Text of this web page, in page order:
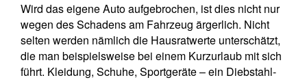
Wird das eigene Auto aufgebrochen, ist dies nicht nur
wegen des Schadens am Fahrzeug ärgerlich. Nicht
selten werden nämlich die Hausratwerte unterschätzt,
die man beispielsweise bei einem Kurzurlaub mit sich
führt. Kleidung, Schuhe, Sportgeräte – ein Diebstahl-